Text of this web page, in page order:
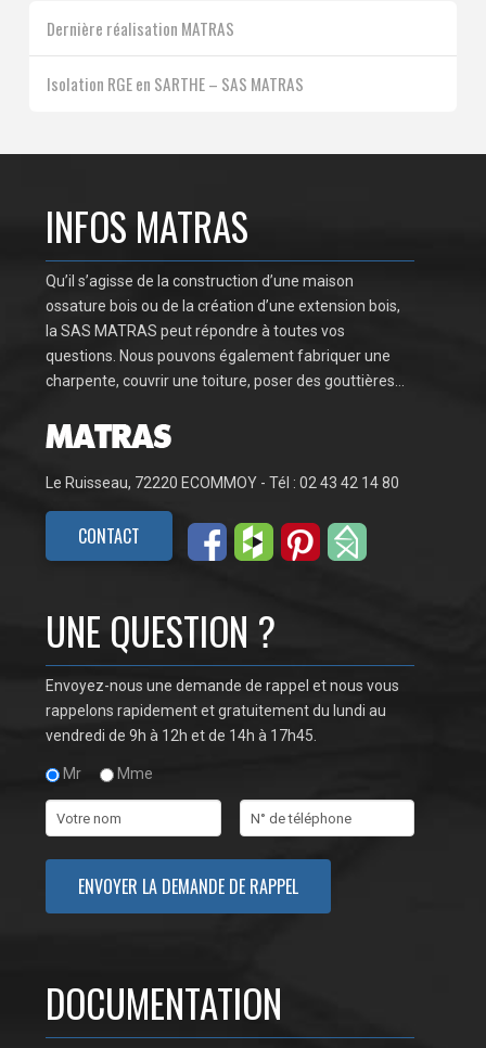
Dernière réalisation MATRAS
Isolation RGE en SARTHE – SAS MATRAS
INFOS MATRAS
Qu’il s’agisse de la construction d’une maison
ossature bois ou de la création d’une extension bois,
la SAS MATRAS peut répondre à toutes vos
questions. Nous pouvons également fabriquer une
charpente, couvrir une toiture, poser des gouttières…
Le Ruisseau, 72220 ECOMMOY - Tél : 02 43 42 14 80
CONTACT
UNE QUESTION ?
Envoyez-nous une demande de rappel et nous vous
rappelons rapidement et gratuitement du lundi au
vendredi de 9h à 12h et de 14h à 17h45.
Mr Mme
DOCUMENTATION